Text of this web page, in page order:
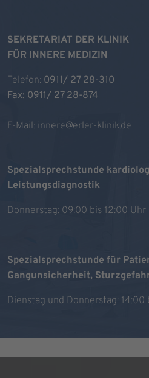
SEKRETARIAT DER KLINIK
FÜR INNERE MEDIZIN
Telefon: 0911/ 27 28-310
Fax: 0911/ 27 28-874
E-Mail: innere@erler-klinik.de
Spezialsprechstunde
Leistungsdiagnostik
Donnerstag: 09:00 bis 12:00 Uhr
Spezialsprechstunde für
Gangunsicherheit,
Dienstag und Donnerstag: 14:00